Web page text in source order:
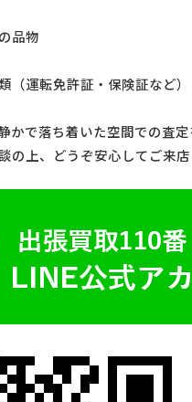
品物
運転免許証・保険証など）
で落ち着いた空間での査定
の上、どうぞ安心してご来店